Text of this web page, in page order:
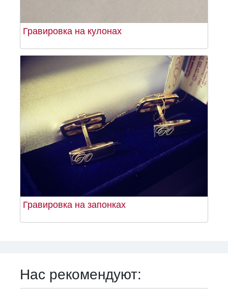
Гравировка на кулонах
Гравировка на запонках
Нас рекомендуют: